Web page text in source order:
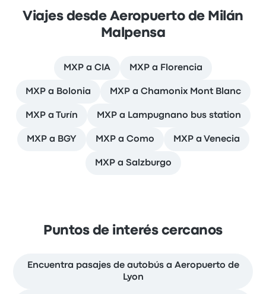
Viajes desde Aeropuerto de Milán
Malpensa
MXP a CIA MXP a Florencia
MXP a Bolonia MXP a Chamonix Mont Blanc
MXP a Turín MXP a Lampugnano bus station
MXP a BGY MXP a Como MXP a Venecia
MXP a Salzburgo
Puntos de interés cercanos
Encuentra pasajes de autobús a Aeropuerto de
Lyon